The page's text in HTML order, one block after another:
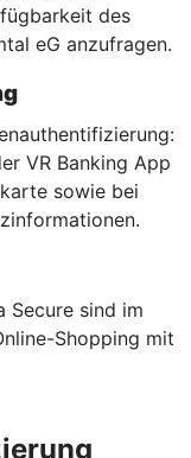
des
eG anzufragen.
VR Banking App
sowie bei
Secure sind im
Shopping mit